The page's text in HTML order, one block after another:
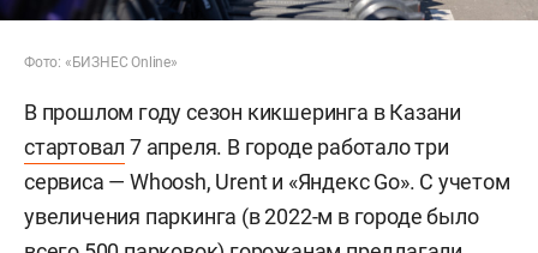
Фото: «БИЗНЕС Online»
В прошлом году сезон кикшеринга в Казани
стартовал 7 апреля. В городе работало три
сервиса — Whoosh, Urent и «Яндекс Go». С учетом
увеличения паркинга (в 2022-м в городе было